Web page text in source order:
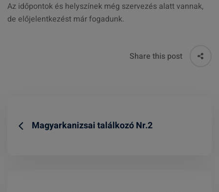
Az időpontok és helyszínek még szervezés alatt vannak,
de előjelentkezést már fogadunk.
Share this post
Magyarkanizsai találkozó Nr.2